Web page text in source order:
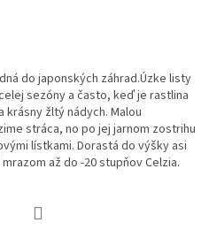
do japonských záhrad.Úzke listy
sezóny a často, keď je rastlina
krásny žltý nádych. Malou
stráca, no po jej jarnom zostrihu
lístkami. Dorastá do výšky asi
až do -20 stupňov Celzia.